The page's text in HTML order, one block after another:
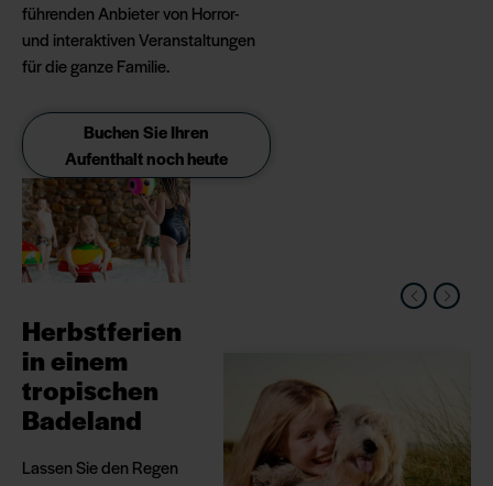
führenden Anbieter von Horror-
und interaktiven Veranstaltungen
für die ganze Familie.
Buchen Sie Ihren
Aufenthalt noch heute
Herbstferien
in einem
tropischen
Badeland
Lassen Sie den Regen